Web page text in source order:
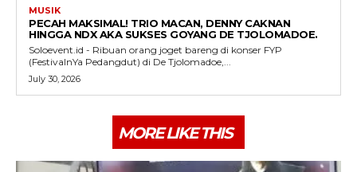
MUSIK
PECAH MAKSIMAL! TRIO MACAN, DENNY CAKNAN
HINGGA NDX AKA SUKSES GOYANG DE TJOLOMADOE.
Soloevent.id - Ribuan orang joget bareng di konser FYP
(FestivalnYa Pedangdut) di De Tjolomadoe,...
July 30, 2026
MORE LIKE THIS